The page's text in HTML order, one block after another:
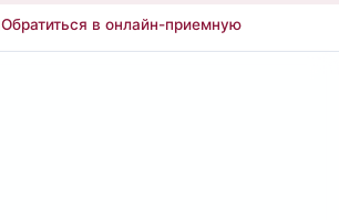
Обратиться в онлайн-приемную